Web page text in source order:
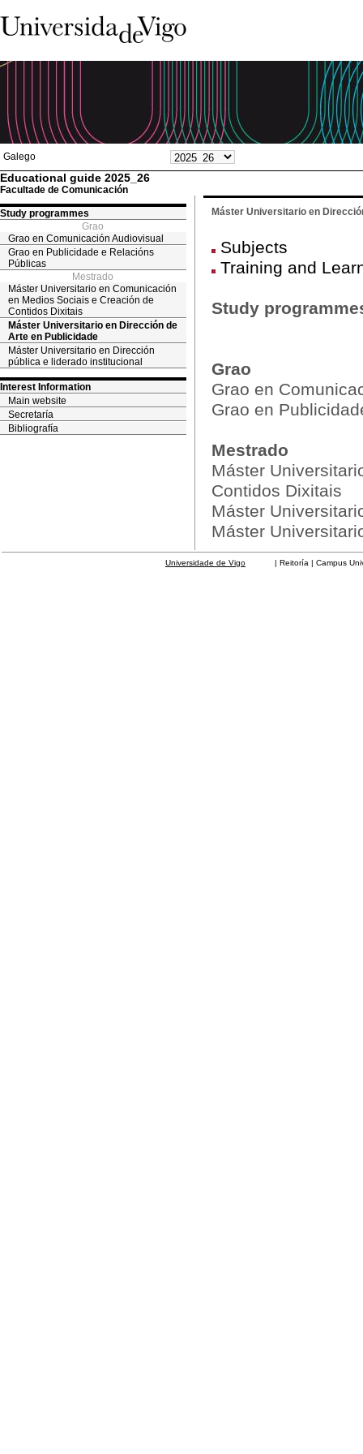
Galego
Educational guide 2025_26
Facultade de Comunicación
Study programmes
Grao
Grao en Comunicación Audiovisual
Grao en Publicidade e Relacións
Públicas
Mestrado
Máster Universitario en Comunicación
en Medios Sociais e Creación de
Contidos Dixitais
Máster Universitario en Dirección de
Arte en Publicidade
Máster Universitario en Dirección
pública e liderado institucional
Interest Information
Main website
Secretaría
Bibliografía
Máster Universitario en
Subjects
Training and
Study
Grao
Grao en
Grao en
Mestrado
Máster
Contidos Dixitais
Máster
Máster
Universidade de Vigo | Reitoría | Campus